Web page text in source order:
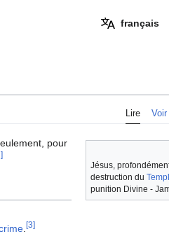
français
Lire
Jésus,
destruction du
punition Divine -
pour
.[3]